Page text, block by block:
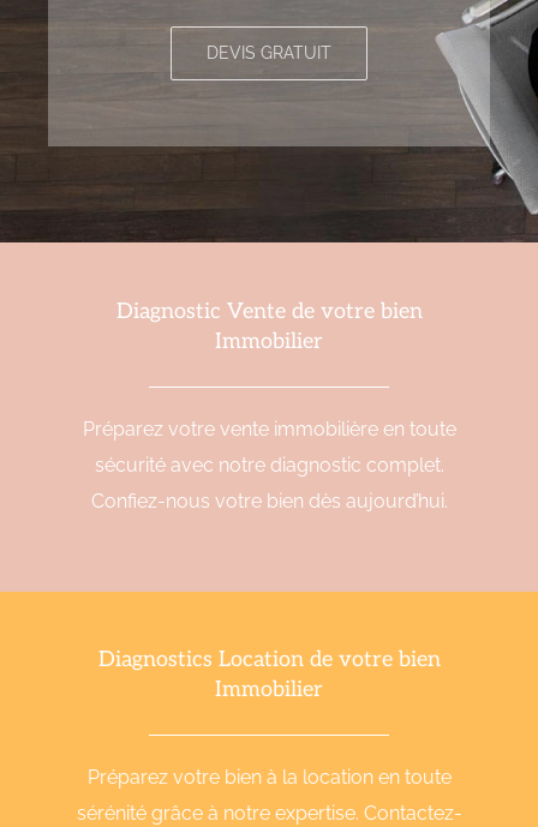
DEVIS GRATUIT
Diagnostic Vente de votre bien
Immobilier
Préparez votre vente immobilière en toute
sécurité avec notre diagnostic complet.
Confiez-nous votre bien dès aujourd’hui.
Diagnostics Location de votre bien
Immobilier
Préparez votre bien à la location en toute
sérénité grâce à notre expertise. Contactez-